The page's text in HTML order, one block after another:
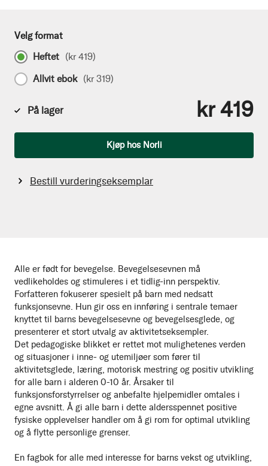
Alle er født for bevegelse. Bevegelsesevnen må
vedlikeholdes og stimuleres i et tidlig-inn perspektiv.
Forfatteren fokuserer spesielt på barn med nedsatt
funksjonsevne. Hun gir oss en innføring i sentrale temaer
knyttet til barns bevegelsesevne og bevegelsesglede, og
presenterer et stort utvalg av aktivitetseksempler.
Det pedagogiske blikket er rettet mot mulighetenes verden
og situasjoner i inne- og utemiljøer som fører til
aktivitetsglede, læring, motorisk mestring og positiv utvikling
for alle barn i alderen 0-10 år. Årsaker til
funksjonsforstyrrelser og anbefalte hjelpemidler omtales i
egne avsnitt. Å gi alle barn i dette aldersspennet positive
fysiske opplevelser handler om å gi rom for optimal utvikling
og å flytte personlige grenser.
En fagbok for alle med interesse for barns vekst og utvikling,
Velg format
Heftet (kr 419)
Allvit ebok (kr 319)
På lager kr 419
Kjøp hos Norli
Bestill vurderingseksemplar